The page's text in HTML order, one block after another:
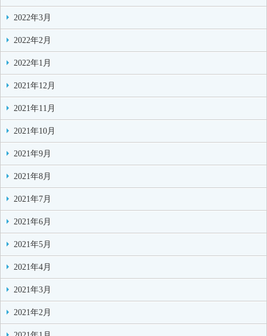
2022年3月
2022年2月
2022年1月
2021年12月
2021年11月
2021年10月
2021年9月
2021年8月
2021年7月
2021年6月
2021年5月
2021年4月
2021年3月
2021年2月